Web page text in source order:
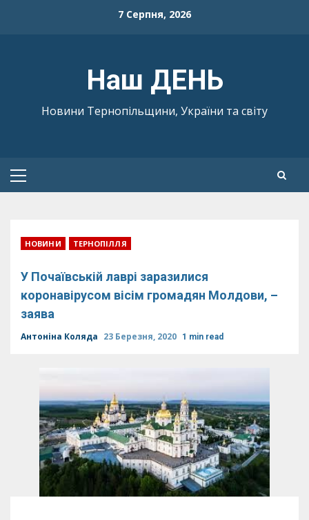
7 Серпня, 2026
Наш ДЕНЬ
Новини Тернопільщини, України та світу
Primary
НОВИНИ ТЕРНОПІЛЛЯ
У Почаївській лаврі заразилися
коронавірусом вісім громадян Молдови, –
заява
Антоніна Коляда 23 Березня, 2020 1 min read